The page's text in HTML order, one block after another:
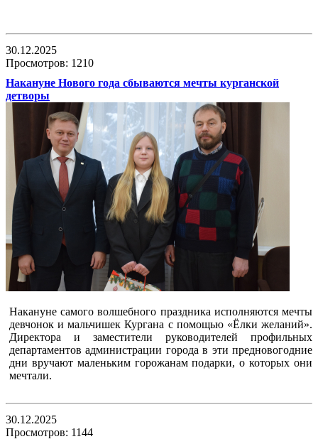
30.12.2025
Просмотров: 1210
Накануне Нового года сбываются мечты курганской
детворы
Накануне самого волшебного праздника исполняются мечты
девчонок и мальчишек Кургана с помощью «Ёлки желаний».
Директора и заместители руководителей профильных
департаментов администрации города в эти предновогодние
дни вручают маленьким горожанам подарки, о которых они
мечтали.
30.12.2025
Просмотров: 1144